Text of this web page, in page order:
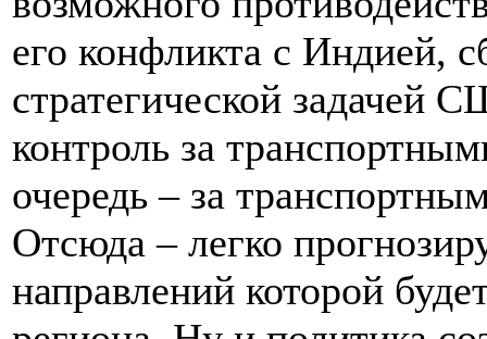
его конфликта с Индией,
стратегической задачей
контроль за
очередь – за
Отсюда – легко
направлений которой